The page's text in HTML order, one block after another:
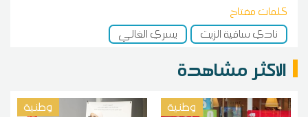
كلمات مفتاح
نادي ساقية الزيت
يسري الغالي
الاكثر مشاهدة
وطنية وطنية